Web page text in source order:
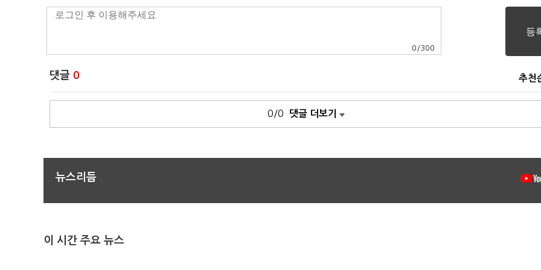
0 /300
댓글 0 추천
0/0 댓글 더보기
뉴스리듬
이 시간 주요 뉴스